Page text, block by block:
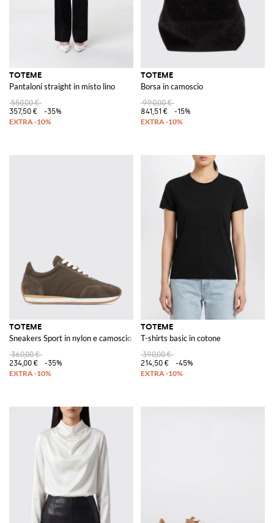
TOTEME
Pantaloni straight in misto lino
550,00 €
357,50 €
-35%
TOTEME
Borsa in camoscio
990,00 €
841,51 €
-15%
TOTEME
Sneakers Sport in nylon e camoscio
360,00 €
234,00 €
-35%
TOTEME
T-shirts basic in cotone
390,00 €
214,50 €
-45%